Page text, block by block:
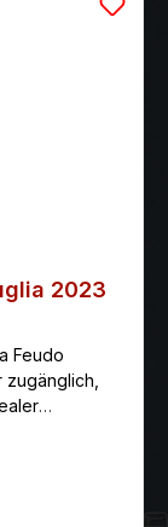
2023
Feudo
zugänglich,